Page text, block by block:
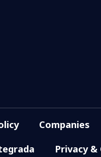
Companies
Privacy